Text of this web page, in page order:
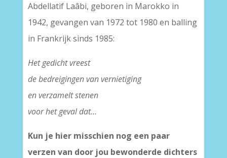
Abdellatif Laâbi, geboren in Marokko in
1942, gevangen van 1972 tot 1980 en balling
in Frankrijk sinds 1985:
Het gedicht vreest
de bedreigingen van vernietiging
en verzamelt stenen
voor het geval dat…
Kun je hier misschien nog een paar
verzen van door jou bewonderde dichters